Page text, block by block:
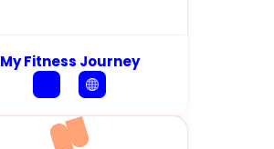
My Fitness Journey